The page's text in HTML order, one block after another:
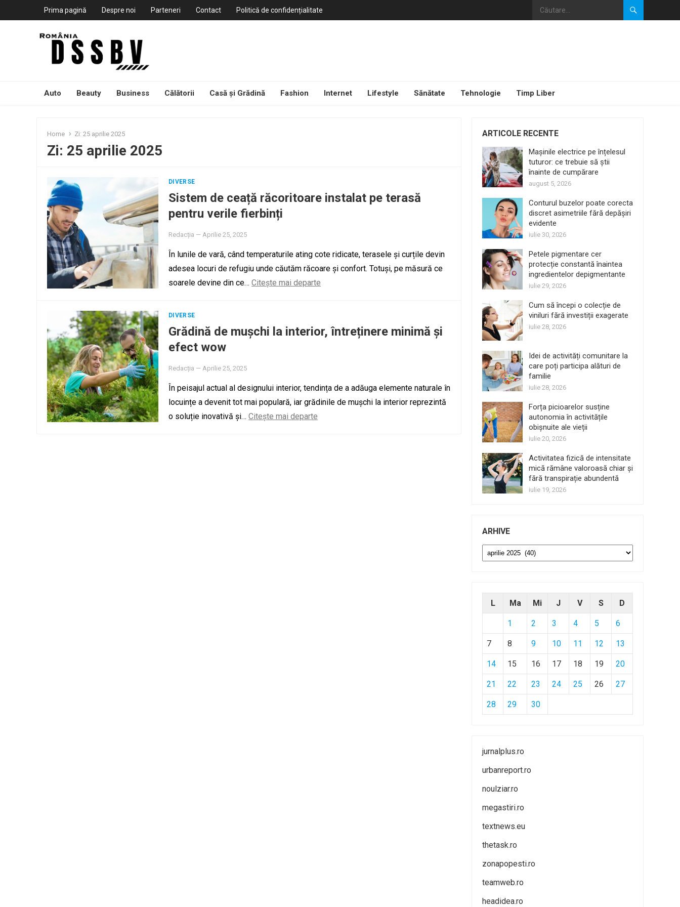
Prima pagină Despre noi Parteneri Contact Politică de confidențialitate
Auto Beauty Business Călătorii Casă și Grădină Fashion Internet Lifestyle Sănătate Tehnologie Timp Liber
Home Zi: 25 aprilie 2025
Zi: 25 aprilie 2025
DIVERSE
Sistem de ceață răcoritoare instalat pe terasă
pentru verile fierbinți
Redacția — Aprilie 25, 2025
În lunile de vară, când temperaturile ating cote ridicate, terasele și curțile devin
adesea locuri de refugiu unde căutăm răcoare și confort. Totuși, pe măsură ce
soarele devine din ce… Citește mai departe
DIVERSE
Grădină de mușchi la interior, întreținere minimă și
efect wow
Redacția — Aprilie 25, 2025
În peisajul actual al designului interior, tendința de a adăuga elemente naturale în
locuințe a devenit tot mai populară, iar grădinile de mușchi la interior reprezintă
o soluție inovativă și… Citește mai departe
ARTICOLE RECENTE
Mașinile electrice pe înțelesul
tuturor: ce trebuie să știi
înainte de cumpărare
august 5, 2026
Conturul buzelor poate corecta
discret asimetriile fără depășiri
evidente
iulie 30, 2026
Petele pigmentare cer
protecție constantă înaintea
ingredientelor depigmentante
iulie 29, 2026
Cum să începi o colecție de
viniluri fără investiții exagerate
iulie 28, 2026
Idei de activități comunitare la
care poți participa alături de
familie
iulie 28, 2026
Forța picioarelor susține
autonomia în activitățile
obișnuite ale vieții
iulie 20, 2026
Activitatea fizică de intensitate
mică rămâne valoroasă chiar și
fără transpirație abundentă
iulie 19, 2026
ARHIVE
Arhive
L Ma Mi J V S D
1 2 3 4 5 6
7 8 9 10 11 12 13
14 15 16 17 18 19 20
21 22 23 24 25 26 27
28 29 30
jurnalplus.ro
urbanreport.ro
noulziar.ro
megastiri.ro
textnews.eu
thetask.ro
zonapopesti.ro
teamweb.ro
headidea.ro